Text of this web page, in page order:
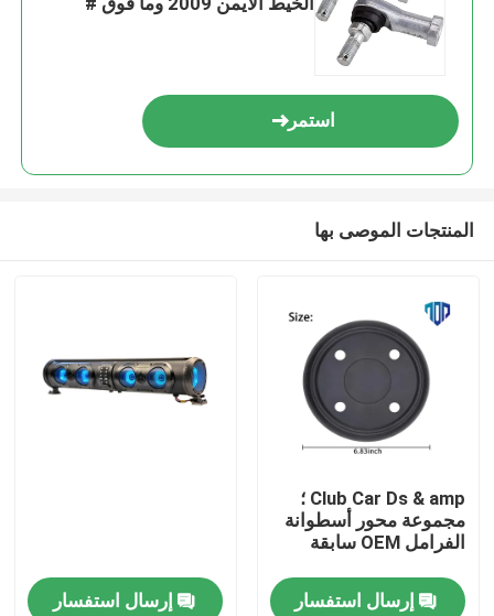
استمر
المنتجات الموصى بها
Club Car Ds & amp ؛
مجموعة محور أسطوانة
الفرامل OEM سابقة
إرسال استفسار إرسال استفسار